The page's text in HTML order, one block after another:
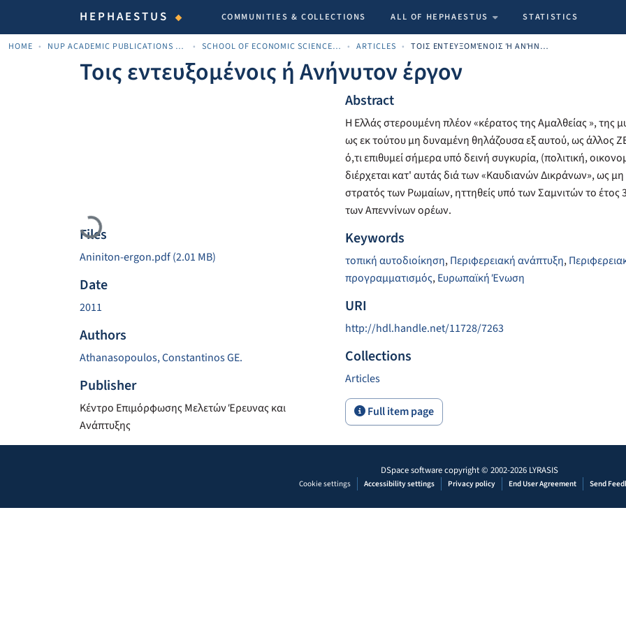
HEPHAESTUS COMMUNITIES & COLLECTIONS ALL OF HEPHAESTUS STATISTICS
HOME NUP ACADEMIC PUBLICATIONS - ΑΚΑΔΗΜΑΪΚΈΣ ΔΗΜΟΣΙΕΎΣΕΙΣ ΠΝΠ SCHOOL OF ECONOMIC SCIENCES AND BUSINESS ARTICLES ΤΟΙΣ ΕΝΤΕΥΞΟΜΈΝΟΙΣ Ή ΑΝΉΝΥΤΟΝ ΈΡΓΟΝ
Τοις εντευξομένοις ή Ανήνυτον έργον
Loading...
Files
Aniniton-ergon.pdf(2.01 MB)
Date
2011
Authors
Athanasopoulos, Constantinos GE.
Publisher
Κέντρο Επιμόρφωσης Μελετών Έρευνας και
Ανάπτυξης
Abstract
Η Ελλάς στερουμένη πλέον «κέρατος της Αμαλθείας », της
ως εκ τούτου μη δυναμένη θηλάζουσα εξ αυτού, ως άλλος
ό,τι επιθυμεί σήμερα υπό δεινή συγκυρία, (πολιτική,
διέρχεται κατ' αυτάς διά των «Καυδιανών Δικράνων», ως
στρατός των Ρωμαίων, ηττηθείς υπό των Σαμνιτών το έτος
των Απεννίνων ορέων.
Keywords
τοπική αυτοδιοίκηση,Περιφερειακή ανάπτυξη,
προγραμματισμός,Ευρωπαϊκή Ένωση
URI
http://hdl.handle.net/11728/7263
Collections
Articles
Full item page
DSpace softwarecopyright © 2002-2026 LYRASIS
Cookie settings Accessibility settings Privacy policy End User Agreement Send